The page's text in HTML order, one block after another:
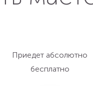
Приедет абсолютно
бесплатно